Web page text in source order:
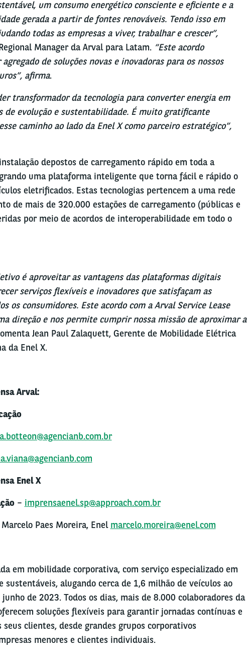
um consumo energético consciente e eficiente e a
gerada a partir de fontes renováveis. Tendo isso em
todas as empresas a viver, trabalhar e crescer”,
Manager da Arval para Latam. “Este acordo
de soluções novas e inovadoras para os nossos
afirma.
transformador da tecnologia para converter energia em
de evolução e sustentabilidade. É muito gratificante
caminho ao lado da Enel X como parceiro estratégico”,
depostos de carregamento rápido em toda a
uma plataforma inteligente que torna fácil e rápido o
eletrificados. Estas tecnologias pertencem a uma rede
de mais de 320.000 estações de carregamento (públicas e
por meio de acordos de interoperabilidade em todo o
é aproveitar as vantagens das plataformas digitais
serviços flexíveis e inovadores que satisfaçam as
os consumidores. Este acordo com a Arval Service Lease
direção e nos permite cumprir nossa missão de aproximar a
Jean Paul Zalaquett, Gerente de Mobilidade Elétrica
da Enel X.
Arval:
Enel X
– imprensaenel.sp@approach.com.br
Marcelo Paes Moreira, Enel marcelo.moreira@enel.com
em mobilidade corporativa, com serviço especializado em
sustentáveis, alugando cerca de 1,6 milhão de veículos ao
de 2023. Todos os dias, mais de 8.000 colaboradores da
soluções flexíveis para garantir jornadas contínuas e
clientes, desde grandes grupos corporativos
menores e clientes individuais.